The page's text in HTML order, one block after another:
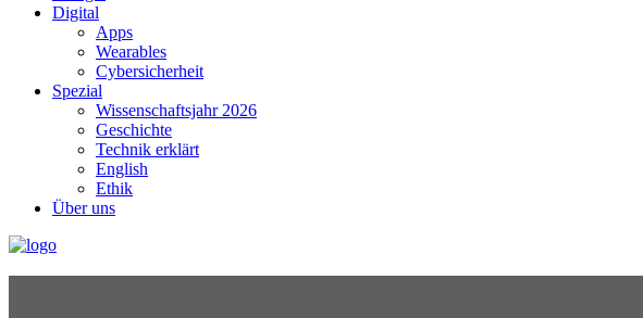
Digital
Apps
Wearables
Cybersicherheit
Spezial
Wissenschaftsjahr 2026
Geschichte
Technik erklärt
English
Ethik
Über uns